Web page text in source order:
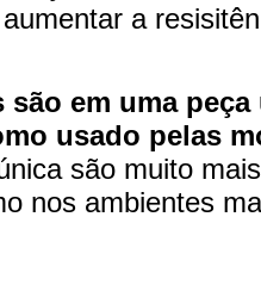
a
em uma
usado pelas
são muito
nos ambientes